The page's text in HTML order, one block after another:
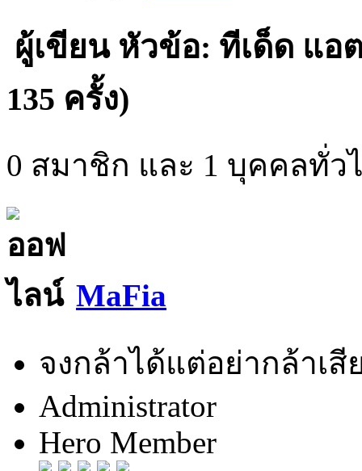
ผู้เขียนหัวข้อ: ทีเด็ด แอ
135 ครั้ง)
0 สมาชิก และ 1 บุคคลทั่ว
MaFia
จงกล้าได้แต่อย่ากล้าเสี
Administrator
Hero Member